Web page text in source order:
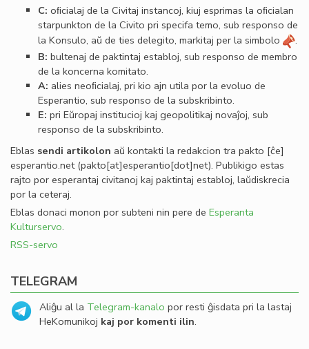
C: oﬁcialaj de la Civitaj instancoj, kiuj esprimas la oﬁcialan
starpunkton de la Civito pri specifa temo, sub responso de
la Konsulo, aŭ de ties delegito, markitaj per la simbolo
.
B: bultenaj de paktintaj establoj, sub responso de membro
de la koncerna komitato.
A: alies neoﬁcialaj, pri kio ajn utila por la evoluo de
Esperantio, sub responso de la subskribinto.
E: pri Eŭropaj institucioj kaj geopolitikaj novaĵoj, sub
responso de la subskribinto.
Eblas sendi artikolon aŭ kontakti la redakcion tra pakto [ĉe]
esperantio.net(pakto[at]esperantio[dot]net). Publikigo estas
rajto por esperantaj civitanoj kaj paktintaj establoj, laŭdiskrecia
por la ceteraj.
Eblas donaci monon por subteni nin pere de Esperanta
Kulturservo.
RSS-servo
TELEGRAM
Aliĝu al la Telegram-kanalo por resti ĝisdata pri la lastaj
HeKomunikoj kaj por komenti ilin.